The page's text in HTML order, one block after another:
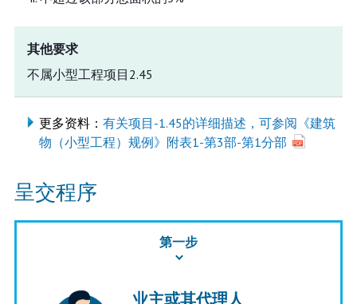
其他要求
不属小型工程项目2.45
更多资料： 有关项目-1.45的详细描述，可参阅《建筑
物（小型工程）规例》附表1-第3部-第1分部
呈交程序
第一步
业主或其代理人